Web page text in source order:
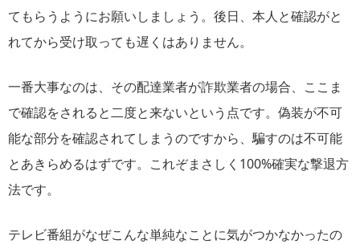
てもらうようにお願いしましょう。後日、本人と確認がと
れてから受け取っても遅くはありません。
一番大事なのは、その配達業者が詐欺業者の場合、ここま
で確認をされると二度と来ないという点です。偽装が不可
能な部分を確認されてしまうのですから、騙すのは不可能
とあきらめるはずです。これぞまさしく100%確実な撃退方
法です。
テレビ番組がなぜこんな単純なことに気がつかなかったの